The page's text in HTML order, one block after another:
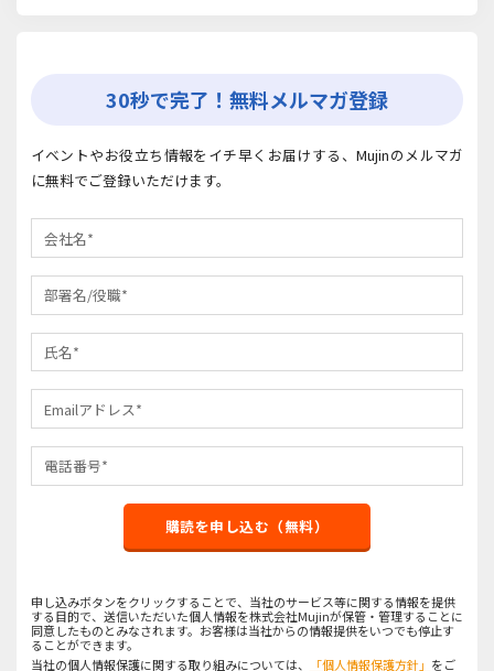
30秒で完了！無料メルマガ登録
イベントやお役立ち情報をイチ早くお届けする、Mujinのメルマガ
に無料でご登録いただけます。
購読を申し込む（無料）
申し込みボタンをクリックすることで、当社のサービス等に関する情報を提供
する目的で、送信いただいた個人情報を株式会社Mujinが保管・管理することに
同意したものとみなされます。お客様は当社からの情報提供をいつでも停止す
ることができます。
当社の個人情報保護に関する取り組みについては、
「個人情報保護方針」 をご